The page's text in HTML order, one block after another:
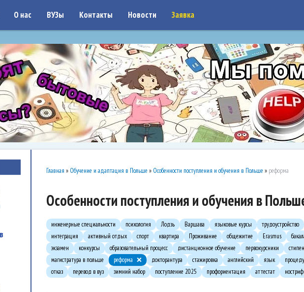
site-verification: google7a917c261df1566b.html
О нас ВУЗы Контакты Новости Заявка
Главная » Обучение и адаптация в Польше » Особенности поступления и обучения в Польше » реформа
Особенности поступления и обучения в
инженерные специальности психология Лодзь Варшава языковые курсы
трудоустройство
интеграция
активный отдых спорт квартира Проживание общежитие Erasmus
экзамен
конкурсы образовательный процесс дистанционное обучение первокурсники
магистратура в польше
реформа докторантура стажировка английский язык
отказ
перевод в вуз зимний набор поступление 2025 профориентация аттестат